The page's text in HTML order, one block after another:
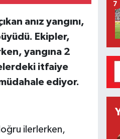
anız yangını,
Ekipler,
yangına 2
itfaiye
ediyor.
ilerlerken,
7